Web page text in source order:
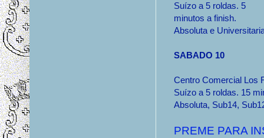
Suízo a 5 roldas. 5
minutos a finish.
Absoluta e
SABADO 10
Centro Comercial Los
Suízo a 5 roldas. 15
Absoluta, Sub14,
PREME PARA